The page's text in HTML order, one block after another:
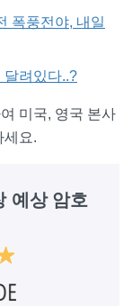
폭풍전야, 내일
달려있다..?
미국, 영국 본사
세요.
예상 암호